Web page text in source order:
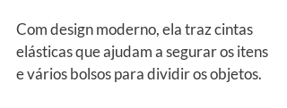
Com design moderno, ela traz cintas
elásticas que ajudam a segurar os itens
e vários bolsos para dividir os objetos.